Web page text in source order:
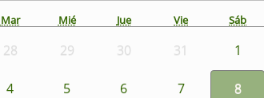
Mar Mié Jue Vie Sáb
28 29 30 31 1
4 5 6 7 8